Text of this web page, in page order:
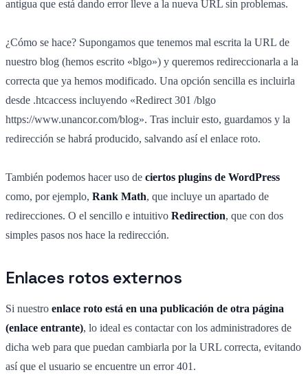
antigua que está dando error lleve a la nueva URL sin problemas.
¿Cómo se hace? Supongamos que tenemos mal escrita la URL de
nuestro blog (hemos escrito «blgo») y queremos redireccionarla a la
correcta que ya hemos modificado. Una opción sencilla es incluirla
desde .htcaccess incluyendo «Redirect 301 /blgo
https://www.unancor.com/blog». Tras incluir esto, guardamos y la
redirección se habrá producido, salvando así el enlace roto.
También podemos hacer uso de ciertos plugins de WordPress
como, por ejemplo, Rank Math, que incluye un apartado de
redirecciones. O el sencillo e intuitivo Redirection, que con dos
simples pasos nos hace la redirección.
Enlaces rotos externos
Si nuestro enlace roto está en una publicación de otra página
(enlace entrante), lo ideal es contactar con los administradores de
dicha web para que puedan cambiarla por la URL correcta, evitando
así que el usuario se encuentre un error 401.